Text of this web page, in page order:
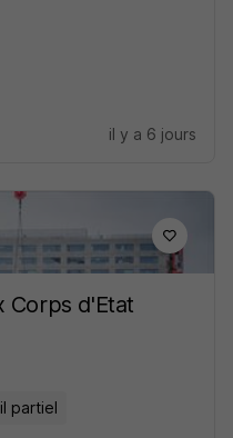
il y a 6 jours
Corps d'Etat
partiel